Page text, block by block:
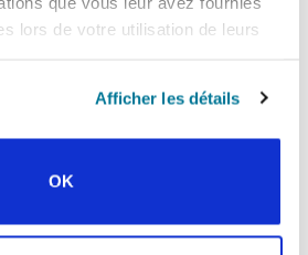
lors de votre utilisation de leurs
Afficher les détails
OK
le ministère de l’IFES dans le monde pour
vous voir vous joindre à nous !